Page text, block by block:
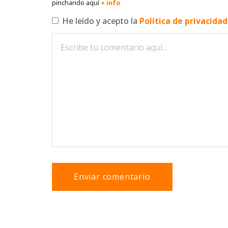
pinchando aquí+ info
He leído y acepto la Política de